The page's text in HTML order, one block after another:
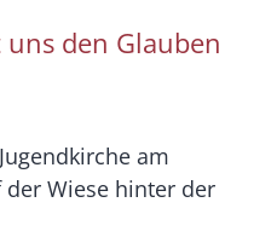
uns den Glauben
am
der Wiese hinter der